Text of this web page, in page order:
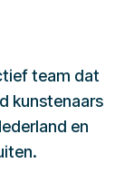
team dat
kunstenaars
en